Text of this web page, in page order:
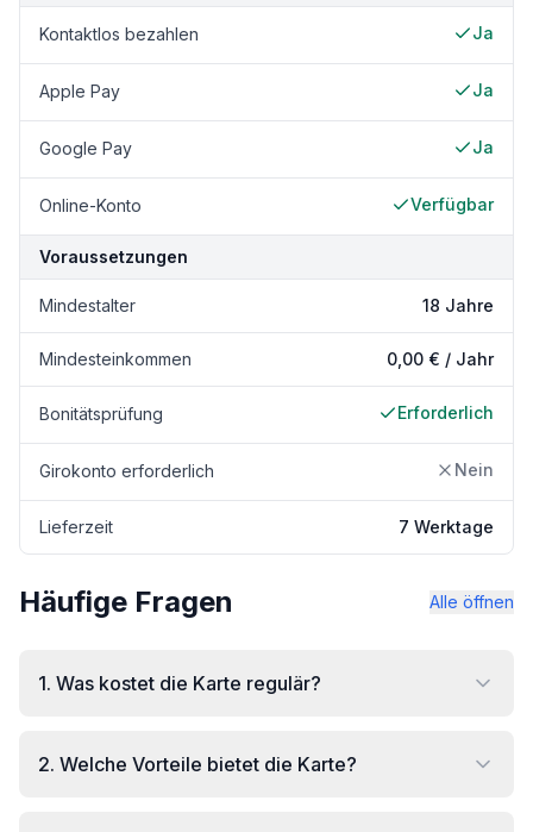
Kontaktlos bezahlen Ja
Apple Pay Ja
Google Pay Ja
Online-Konto Verfügbar
Voraussetzungen
Mindestalter 18 Jahre
Mindesteinkommen 0,00 € / Jahr
Bonitätsprüfung Erforderlich
Girokonto erforderlich Nein
Lieferzeit 7 Werktage
Häufige Fragen Alle öffnen
1. Was kostet die Karte regulär?
2. Welche Vorteile bietet die Karte?